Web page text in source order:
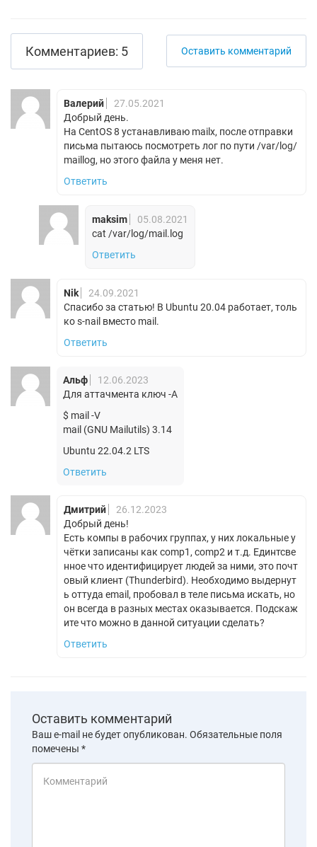
Комментариев: 5 Оставить комментарий
Валерий
27.05.2021
Добрый день.
На CentOS 8 устанавливаю mailx, после отправки
письма пытаюсь посмотреть лог по пути /var/log/
maillog, но этого файла у меня нет.
Ответить
maksim
05.08.2021
cat /var/log/mail.log
Ответить
Nik
24.09.2021
Спасибо за статью! В Ubuntu 20.04 работает, толь
ко s-nail вместо mail.
Ответить
Альф
12.06.2023
Для аттачмента ключ -A
$ mail -V
mail (GNU Mailutils) 3.14
Ubuntu 22.04.2 LTS
Ответить
Дмитрий
26.12.2023
Добрый день!
Есть компы в рабочих группах, у них локальные у
чётки записаны как comp1, comp2 и т.д. Единтсве
нное что идентифицирует людей за ними, это почт
овый клиент (Thunderbird). Необходимо выдернут
ь оттуда email, пробовал в теле письма искать, но
он всегда в разных местах оказывается. Подскаж
ите что можно в данной ситуации сделать?
Ответить
Оставить комментарий
Ваш e-mail не будет опубликован. Обязательные поля
помечены *